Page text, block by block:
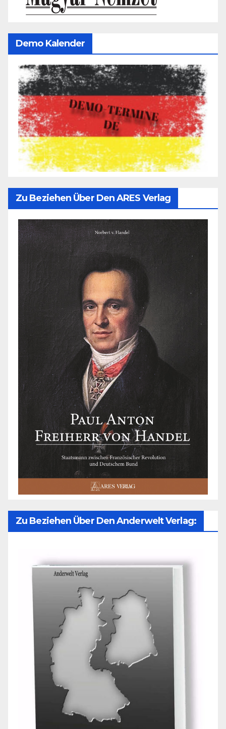
Demo Kalender
Zu Beziehen Über Den ARES Verlag
Zu Beziehen Über Den Anderwelt Verlag: